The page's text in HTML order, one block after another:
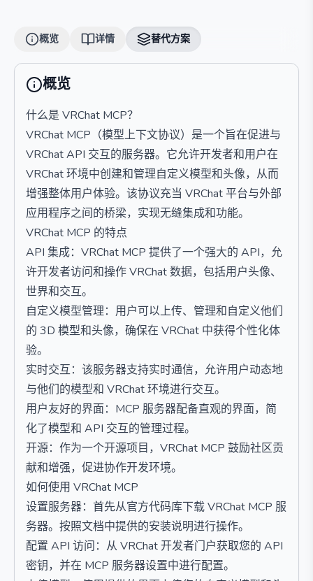
概览 详情 替代方案
概览
什么是 VRChat MCP？
VRChat MCP（模型上下文协议）是一个旨在促进与
VRChat API 交互的服务器。它允许开发者和用户在
VRChat 环境中创建和管理自定义模型和头像，从而
增强整体用户体验。该协议充当 VRChat 平台与外部
应用程序之间的桥梁，实现无缝集成和功能。
VRChat MCP 的特点
API 集成：VRChat MCP 提供了一个强大的 API，允
许开发者访问和操作 VRChat 数据，包括用户头像、
世界和交互。
自定义模型管理：用户可以上传、管理和自定义他们
的 3D 模型和头像，确保在 VRChat 中获得个性化体
验。
实时交互：该服务器支持实时通信，允许用户动态地
与他们的模型和 VRChat 环境进行交互。
用户友好的界面：MCP 服务器配备直观的界面，简
化了模型和 API 交互的管理过程。
开源：作为一个开源项目，VRChat MCP 鼓励社区贡
献和增强，促进协作开发环境。
如何使用 VRChat MCP
设置服务器：首先从官方代码库下载 VRChat MCP 服
务器。按照文档中提供的安装说明进行操作。
配置 API 访问：从 VRChat 开发者门户获取您的 API
密钥，并在 MCP 服务器设置中进行配置。